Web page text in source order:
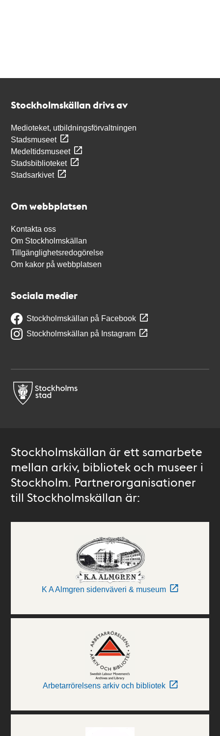
Stockholmskällan drivs av
Medioteket, utbildningsförvaltningen
Stadsmuseet
Medeltidsmuseet
Stadsbiblioteket
Stadsarkivet
Om webbplatsen
Kontakta oss
Om Stockholmskällan
Tillgänglighetsredogörelse
Om kakor på webbplatsen
Sociala medier
Stockholmskällan på Facebook
Stockholmskällan på Instagram
Stockholmskällan är ett samarbete
mellan arkiv, bibliotek och museer i
Stockholm. Partnerorganisationer
till Stockholmskällan är:
K A Almgren sidenväveri & museum
Arbetarrörelsens arkiv och bibliotek